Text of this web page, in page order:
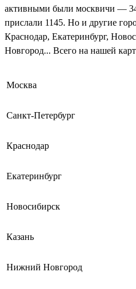
активными были москвичи —
прислали 1145. Но и другие
Краснодар, Екатеринбург,
Новгород... Всего на нашей
Москва
Санкт-Петербург
Краснодар
Екатеринбург
Новосибирск
Казань
Нижний Новгород